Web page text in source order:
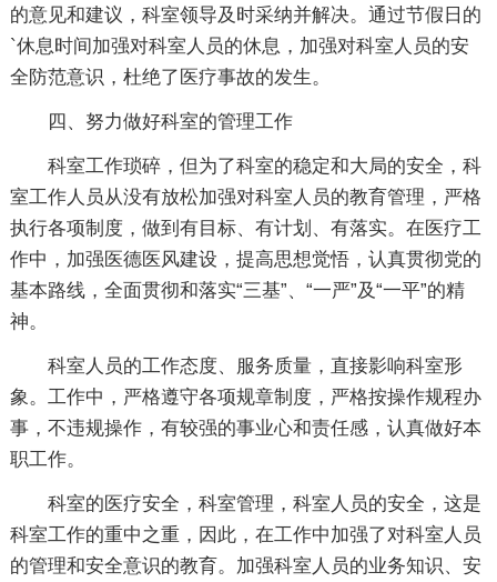
的意见和建议，科室领导及时采纳并解决。通过节假日的
`休息时间加强对科室人员的休息，加强对科室人员的安
全防范意识，杜绝了医疗事故的发生。
四、努力做好科室的管理工作
科室工作琐碎，但为了科室的稳定和大局的安全，科
室工作人员从没有放松加强对科室人员的教育管理，严格
执行各项制度，做到有目标、有计划、有落实。在医疗工
作中，加强医德医风建设，提高思想觉悟，认真贯彻党的
基本路线，全面贯彻和落实“三基”、“一严”及“一平”的精
神。
科室人员的工作态度、服务质量，直接影响科室形
象。工作中，严格遵守各项规章制度，严格按操作规程办
事，不违规操作，有较强的事业心和责任感，认真做好本
职工作。
科室的医疗安全，科室管理，科室人员的安全，这是
科室工作的重中之重，因此，在工作中加强了对科室人员
的管理和安全意识的教育。加强科室人员的业务知识、安